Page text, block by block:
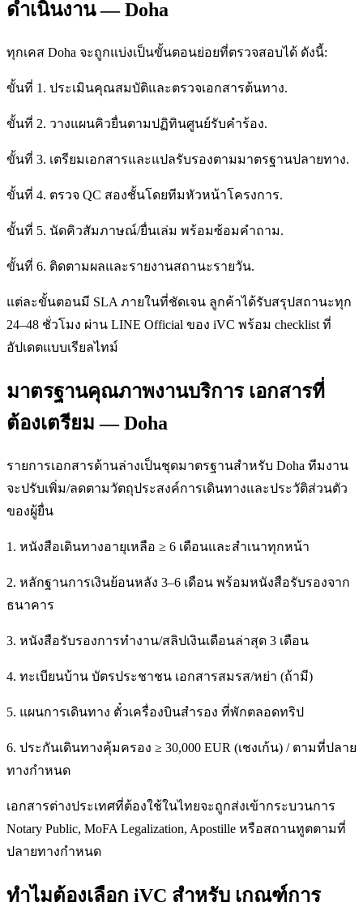
ดำเนินงาน — Doha
ทุกเคส Doha จะถูกแบ่งเป็นขั้นตอนย่อยที่ตรวจสอบได้ ดังนี้:
ขั้นที่ 1. ประเมินคุณสมบัติและตรวจเอกสารต้นทาง.
ขั้นที่ 2. วางแผนคิวยื่นตามปฏิทินศูนย์รับคำร้อง.
ขั้นที่ 3. เตรียมเอกสารและแปลรับรองตามมาตรฐานปลายทาง.
ขั้นที่ 4. ตรวจ QC สองชั้นโดยทีมหัวหน้าโครงการ.
ขั้นที่ 5. นัดคิวสัมภาษณ์/ยื่นเล่ม พร้อมซ้อมคำถาม.
ขั้นที่ 6. ติดตามผลและรายงานสถานะรายวัน.
แต่ละขั้นตอนมี SLA ภายในที่ชัดเจน ลูกค้าได้รับสรุปสถานะทุก
24–48 ชั่วโมง ผ่าน LINE Official ของ iVC พร้อม checklist ที่
อัปเดตแบบเรียลไทม์
มาตรฐานคุณภาพงานบริการ เอกสารที่
ต้องเตรียม — Doha
รายการเอกสารด้านล่างเป็นชุดมาตรฐานสำหรับ Doha ทีมงาน
จะปรับเพิ่ม/ลดตามวัตถุประสงค์การเดินทางและประวัติส่วนตัว
ของผู้ยื่น
1. หนังสือเดินทางอายุเหลือ ≥ 6 เดือนและสำเนาทุกหน้า
2. หลักฐานการเงินย้อนหลัง 3–6 เดือน พร้อมหนังสือรับรองจาก
ธนาคาร
3. หนังสือรับรองการทำงาน/สลิปเงินเดือนล่าสุด 3 เดือน
4. ทะเบียนบ้าน บัตรประชาชน เอกสารสมรส/หย่า (ถ้ามี)
5. แผนการเดินทาง ตั๋วเครื่องบินสำรอง ที่พักตลอดทริป
6. ประกันเดินทางคุ้มครอง ≥ 30,000 EUR (เชงเก้น) / ตามที่ปลาย
ทางกำหนด
เอกสารต่างประเทศที่ต้องใช้ในไทยจะถูกส่งเข้ากระบวนการ
Notary Public, MoFA Legalization, Apostille หรือสถานทูตตามที่
ปลายทางกำหนด
ทำไมต้องเลือก iVC สำหรับ เกณฑ์การ